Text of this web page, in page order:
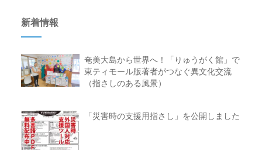
新着情報
奄美大島から世界へ！「りゅうがく館」で
東ティモール版著者がつなぐ異文化交流
（指さしのある風景）
「災害時の支援用指さし」を公開しました